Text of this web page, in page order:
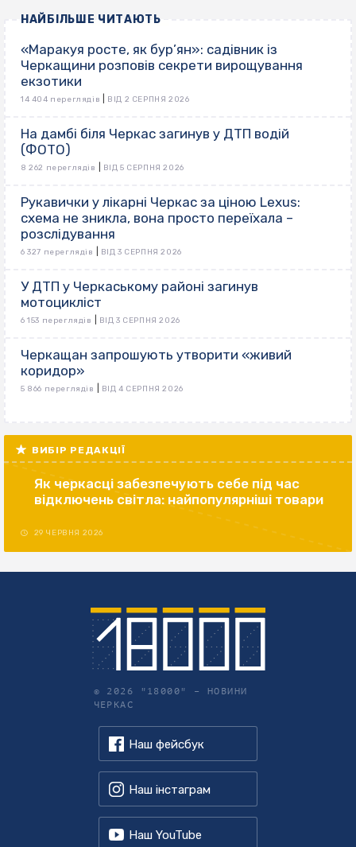
НАЙБІЛЬШЕ ЧИТАЮТЬ
«Маракуя росте, як бур’ян»: садівник із
Черкащини розповів секрети вирощування
екзотики
14 404 переглядів ВІД 2 СЕРПНЯ 2026
На дамбі біля Черкас загинув у ДТП водій
(ФОТО)
8 262 переглядів ВІД 5 СЕРПНЯ 2026
Рукавички у лікарні Черкас за ціною Lexus:
схема не зникла, вона просто переїхала –
розслідування
6 327 переглядів ВІД 3 СЕРПНЯ 2026
У ДТП у Черкаському районі загинув
мотоцикліст
6 153 переглядів ВІД 3 СЕРПНЯ 2026
Черкащан запрошують утворити «живий
коридор»
5 866 переглядів ВІД 4 СЕРПНЯ 2026
ВИБІР РЕДАКЦІЇ
Як черкасці забезпечують себе під час
відключень світла: найпопулярніші товари
29 ЧЕРВНЯ 2026
© 2026 "18000" – НОВИНИ
ЧЕРКАС
Наш фейсбук
Наш інстаграм
Наш YouTube